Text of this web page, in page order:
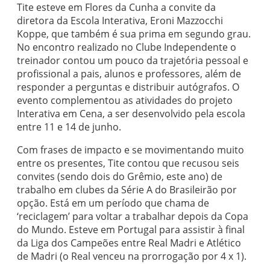
Tite esteve em Flores da Cunha a convite da
diretora da Escola Interativa, Eroni Mazzocchi
Koppe, que também é sua prima em segundo grau.
No encontro realizado no Clube Independente o
treinador contou um pouco da trajetória pessoal e
profissional a pais, alunos e professores, além de
responder a perguntas e distribuir autógrafos. O
evento complementou as atividades do projeto
Interativa em Cena, a ser desenvolvido pela escola
entre 11 e 14 de junho.
Com frases de impacto e se movimentando muito
entre os presentes, Tite contou que recusou seis
convites (sendo dois do Grêmio, este ano) de
trabalho em clubes da Série A do Brasileirão por
opção. Está em um período que chama de
‘reciclagem’ para voltar a trabalhar depois da Copa
do Mundo. Esteve em Portugal para assistir à final
da Liga dos Campeões entre Real Madri e Atlético
de Madri (o Real venceu na prorrogação por 4 x 1).